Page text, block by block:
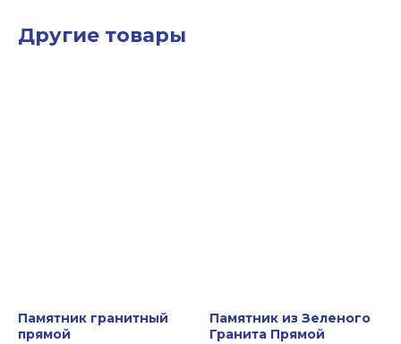
Другие товары
Памятник гранитный
прямой
Памятник из Зеленого
Гранита Прямой